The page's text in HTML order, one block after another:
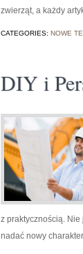
zwierząt, a każdy
CATEGORIES: NOWE
DIY i
z praktycznością.
nadać nowy